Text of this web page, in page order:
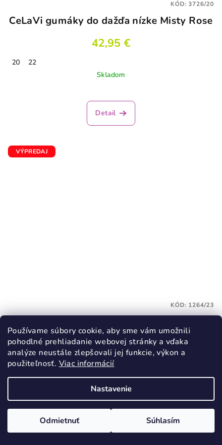
Používame súbory cookie, aby sme vám umožnili
pohodlné prehliadanie webovej stránky a vďaka
analýze neustále zlepšovali jej funkcie, výkon a
použiteľnosť. Viac informácií
Nastavenie
Odmietnuť Súhlasím
CeLaVi gumáky do dažďa nízke Misty Rose
42,95 €
20
22
Skladom
Detail
KÓD:3726/20
VÝPREDAJ
18,50 €
30,90 €
(–40 %)
Skladom
Priemerné
hodnotenie
je
KÓD: 1264/23